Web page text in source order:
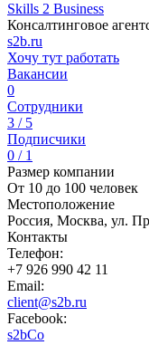
Skills 2 Business
Консалтинговое
s2b.ru
Хочу тут работать
Вакансии
0
Сотрудники
3 / 5
Подписчики
0 / 1
Размер компании
От 10 до 100 человек
Местоположение
Россия, Москва, ул.
Контакты
Телефон:
+7 926 990 42 11
Email:
client@s2b.ru
Facebook:
s2bCo